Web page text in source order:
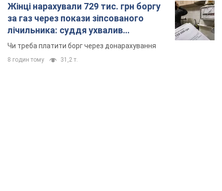
Жінці нарахували 729 тис. грн боргу
за газ через покази зіпсованого
лічильника: суддя ухвалив
неочікуване рішення
Чи треба платити борг через донарахування
8 годин тому 31,2 т.